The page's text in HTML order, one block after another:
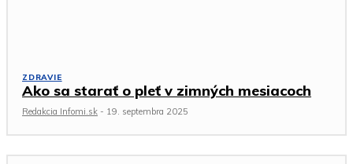
ZDRAVIE
Ako sa starať o pleť v zimných mesiacoch
Redakcia Infomi.sk - 19. septembra 2025